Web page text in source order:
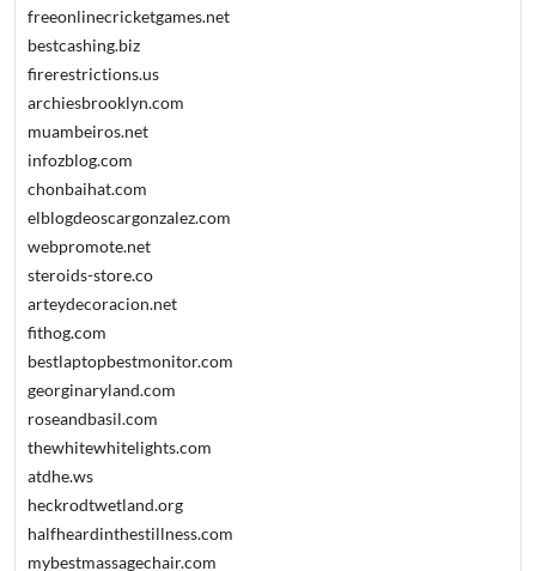
freeonlinecricketgames.net
bestcashing.biz
firerestrictions.us
archiesbrooklyn.com
muambeiros.net
infozblog.com
chonbaihat.com
elblogdeoscargonzalez.com
webpromote.net
steroids-store.co
arteydecoracion.net
fithog.com
bestlaptopbestmonitor.com
georginaryland.com
roseandbasil.com
thewhitewhitelights.com
atdhe.ws
heckrodtwetland.org
halfheardinthestillness.com
mybestmassagechair.com